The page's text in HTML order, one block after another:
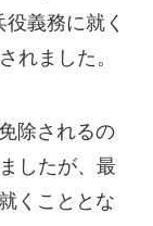
義務に就く
れました。
除されるの
したが、最
くこととな